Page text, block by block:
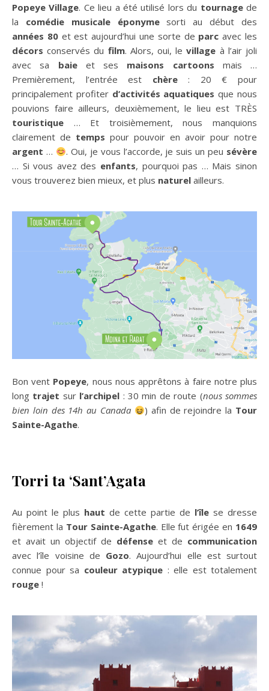
Popeye Village. Ce lieu a été utilisé lors du tournagede
la comédie musicale éponymesorti au début des
années 80et est aujourd’hui une sorte de parc avec les
décors conservés du film. Alors, oui, levillage à l’air joli
avec sa baieet ses maisons cartoons mais …
Premièrement, l’entrée est chère: 20 € pour
principalement profiter d’activités aquatiques que nous
pouvions faire ailleurs, deuxièmement, le lieu est TRÈS
touristique … Et troisièmement, nous manquions
clairement de temps pour pouvoir en avoir pour notre
argent … . Oui, je vous l’accorde, je suis un peu sévère
… Si vous avez des enfants, pourquoi pas … Mais sinon
vous trouverez bien mieux, et plus naturel ailleurs.
Bon vent Popeye, nous nous apprêtons à faire notre plus
long trajet sur l’archipel : 30 min de route (nous sommes
bien loin des 14h au Canada
) afin de rejoindre la Tour
Sainte-Agathe.
Torri ta ‘Sant’Agata
Au point le plus haut de cette partie de l’île se dresse
fièrement la Tour Sainte-Agathe. Elle fut érigée en 1649
et avait un objectif de défense et de communication
avec l’île voisine de Gozo. Aujourd’hui elle est surtout
connue pour sa couleur atypique : elle est totalement
rouge !